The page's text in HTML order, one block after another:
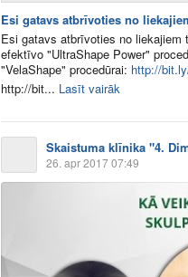
Esi gatavs atbrīvoties no
Esi gatavs atbrīvoties no liekajiem
efektīvo "UltraShape Power"
"VelaShape" procedūrai: http://
http://bit... Lasīt vairāk
Skaistuma klīnika "4.
26. apr 2017 07:49